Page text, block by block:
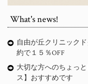
What's news!
自由が丘クリニック
約で１５％OFF
大切な方へのちょっ
ス】おすすめです